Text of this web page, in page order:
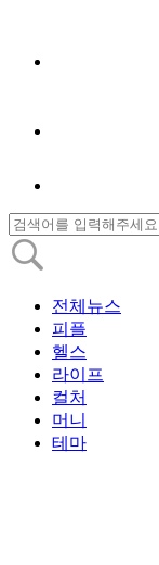
전체뉴스
피플
헬스
라이프
컬처
머니
테마